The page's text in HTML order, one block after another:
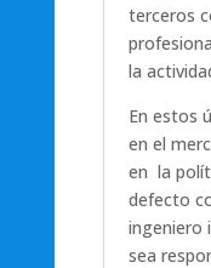
terceros
la
En estos
en el
en la
defecto
ingeniero
sea